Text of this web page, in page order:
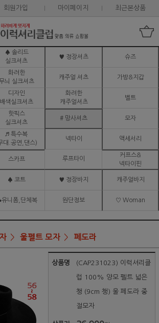
회원가입 마이페이지 최근본상품
♠ 솔리드
실크셔츠
♥ 정장셔츠 슈즈
화려한
늬 실크셔츠
캐주얼 셔츠 가방&지갑
디자인
배색실크셔츠
화려한
캐주얼셔츠
벨트
핫픽스
실크셔츠
# 망사셔츠 모자
♬ 특수복
대.공연,댄스)
넥타이 액세서리
스카프 루프타이
커프스&
넥타이핀
♠ 코트 ♥ 정장바지 캐주얼바지
니폼,단체복 원단정보 ♡ Woman
울펠트 모자 페도라
상품명 (CAP231023) 이럭셔리클
럽 100% 양모 펠트 넓은
챙 (9cm 챙) 울 페도라 중
절모자